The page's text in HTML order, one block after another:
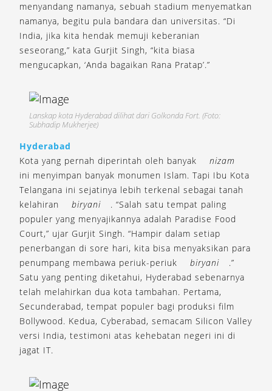
menyandang namanya, sebuah stadium menyematkan
namanya, begitu pula bandara dan universitas. “Di
India, jika kita hendak memuji keberanian
seseorang,” kata Gurjit Singh, “kita biasa
mengucapkan, ‘Anda bagaikan Rana Pratap’.”
Lanskap kota Hyderabad dilihat dari Golkonda Fort. (Foto:
Subhadip Mukherjee)
Hyderabad
Kota yang pernah diperintah oleh banyak
nizam
ini menyimpan banyak monumen Islam. Tapi Ibu Kota
Telangana ini sejatinya lebih terkenal sebagai tanah
kelahiran
biryani
. “Salah satu tempat paling
populer yang menyajikannya adalah Paradise Food
Court,” ujar Gurjit Singh. “Hampir dalam setiap
penerbangan di sore hari, kita bisa menyaksikan para
penumpang membawa periuk-periuk
biryani
.”
Satu yang penting diketahui, Hyderabad sebenarnya
telah melahirkan dua kota tambahan. Pertama,
Secunderabad, tempat populer bagi produksi film
Bollywood. Kedua, Cyberabad, semacam Silicon Valley
versi India, testimoni atas kehebatan negeri ini di
jagat IT.